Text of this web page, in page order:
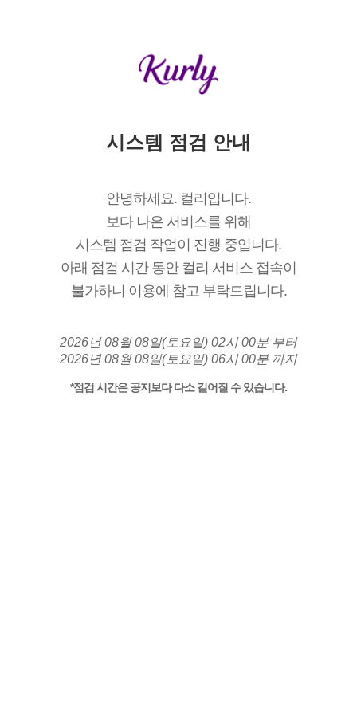
시스템 점검 안내
안녕하세요. 컬리입니다.
보다 나은 서비스를 위해
시스템 점검 작업이 진행 중입니다.
아래 점검 시간 동안 컬리 서비스 접속이
불가하니 이용에 참고 부탁드립니다.
2026년 08월 08일(토요일) 02시 00분 부터
2026년 08월 08일(토요일) 06시 00분 까지
*점검 시간은 공지보다 다소 길어질 수 있습니다.